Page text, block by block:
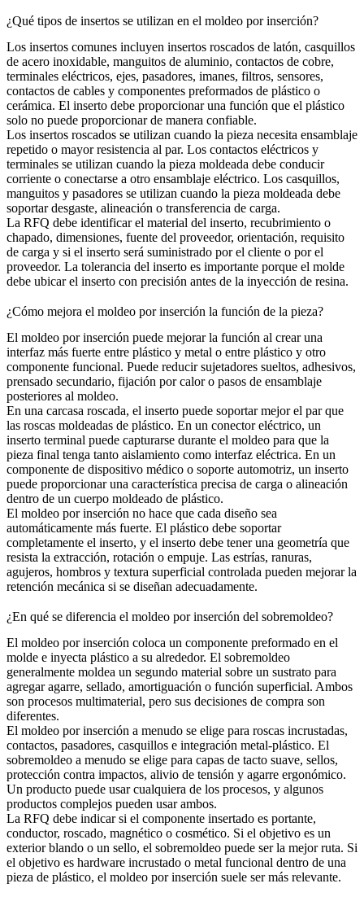
¿Qué tipos de insertos se utilizan en el moldeo por inserción?
Los insertos comunes incluyen insertos roscados de latón, casquillos
de acero inoxidable, manguitos de aluminio, contactos de cobre,
terminales eléctricos, ejes, pasadores, imanes, filtros, sensores,
contactos de cables y componentes preformados de plástico o
cerámica. El inserto debe proporcionar una función que el plástico
solo no puede proporcionar de manera confiable.
Los insertos roscados se utilizan cuando la pieza necesita ensamblaje
repetido o mayor resistencia al par. Los contactos eléctricos y
terminales se utilizan cuando la pieza moldeada debe conducir
corriente o conectarse a otro ensamblaje eléctrico. Los casquillos,
manguitos y pasadores se utilizan cuando la pieza moldeada debe
soportar desgaste, alineación o transferencia de carga.
La RFQ debe identificar el material del inserto, recubrimiento o
chapado, dimensiones, fuente del proveedor, orientación, requisito
de carga y si el inserto será suministrado por el cliente o por el
proveedor. La tolerancia del inserto es importante porque el molde
debe ubicar el inserto con precisión antes de la inyección de resina.
¿Cómo mejora el moldeo por inserción la función de la pieza?
El moldeo por inserción puede mejorar la función al crear una
interfaz más fuerte entre plástico y metal o entre plástico y otro
componente funcional. Puede reducir sujetadores sueltos, adhesivos,
prensado secundario, fijación por calor o pasos de ensamblaje
posteriores al moldeo.
En una carcasa roscada, el inserto puede soportar mejor el par que
las roscas moldeadas de plástico. En un conector eléctrico, un
inserto terminal puede capturarse durante el moldeo para que la
pieza final tenga tanto aislamiento como interfaz eléctrica. En un
componente de dispositivo médico o soporte automotriz, un inserto
puede proporcionar una característica precisa de carga o alineación
dentro de un cuerpo moldeado de plástico.
El moldeo por inserción no hace que cada diseño sea
automáticamente más fuerte. El plástico debe soportar
completamente el inserto, y el inserto debe tener una geometría que
resista la extracción, rotación o empuje. Las estrías, ranuras,
agujeros, hombros y textura superficial controlada pueden mejorar la
retención mecánica si se diseñan adecuadamente.
¿En qué se diferencia el moldeo por inserción del sobremoldeo?
El moldeo por inserción coloca un componente preformado en el
molde e inyecta plástico a su alrededor. El sobremoldeo
generalmente moldea un segundo material sobre un sustrato para
agregar agarre, sellado, amortiguación o función superficial. Ambos
son procesos multimaterial, pero sus decisiones de compra son
diferentes.
El moldeo por inserción a menudo se elige para roscas incrustadas,
contactos, pasadores, casquillos e integración metal-plástico. El
sobremoldeo a menudo se elige para capas de tacto suave, sellos,
protección contra impactos, alivio de tensión y agarre ergonómico.
Un producto puede usar cualquiera de los procesos, y algunos
productos complejos pueden usar ambos.
La RFQ debe indicar si el componente insertado es portante,
conductor, roscado, magnético o cosmético. Si el objetivo es un
exterior blando o un sello, el sobremoldeo puede ser la mejor ruta. Si
el objetivo es hardware incrustado o metal funcional dentro de una
pieza de plástico, el moldeo por inserción suele ser más relevante.